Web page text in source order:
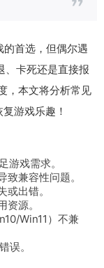
首选，但偶尔遇
、卡死还是直接报
，本文将分析常见
游戏乐趣！
游戏需求。
致兼容性问题。
或出错。
资源。
Win11）不兼
误。